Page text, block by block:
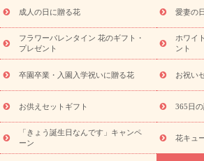
蘭・花鉢
ミディ胡蝶蘭・お祝い ミディ
の青色胡蝶蘭
観葉植物 観葉植物 産
ドフラワー
お祝い お供え・お悔やみ
ミオーダー
プチギフト（hanamore -ハ
eギフト
花キューピットのeGfit カラー
レンジ
レッド お花の種類 バラ ユ
算から探す
お祝い お祝い・3000円～
お祝い・5000円～ お祝い・7000円～
お供え・お悔やみ
お供え・お悔やみ・
悔やみ・5000円～ お供え・お悔やみ・
成人の日に贈る花 愛妻の
フラワーバレンタイン 花のギフト・
プレゼント
ホワイ
ント
卒園卒業・入園入学祝いに贈る花 お祝い
お供えセットギフト 365日
「きょう誕生日なんです」キャンペ
ーン
花キュ